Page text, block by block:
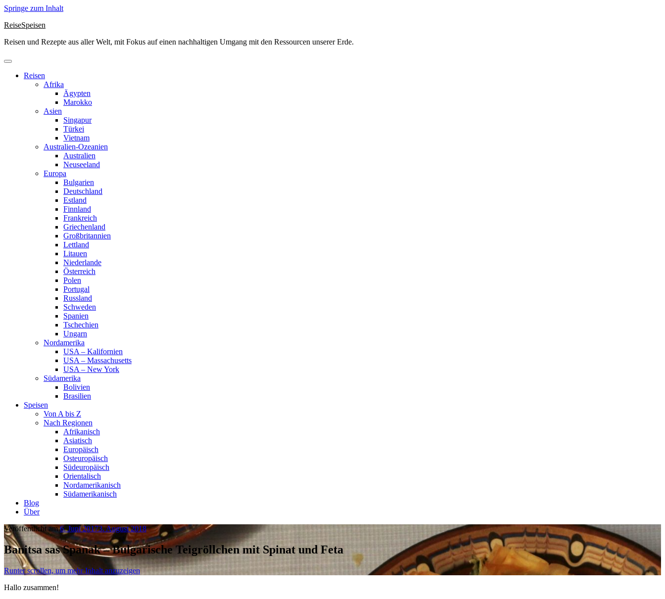
Springe zum Inhalt
ReiseSpeisen
Reisen und Rezepte aus aller Welt, mit Fokus auf einen nachhaltigen Umgang mit den Ressourcen unserer Erde.
Reisen
Afrika
Ägypten
Marokko
Asien
Singapur
Türkei
Vietnam
Australien-Ozeanien
Australien
Neuseeland
Europa
Bulgarien
Deutschland
Estland
Finnland
Frankreich
Griechenland
Großbritannien
Lettland
Litauen
Niederlande
Österreich
Polen
Portugal
Russland
Schweden
Spanien
Tschechien
Ungarn
Nordamerika
USA – Kalifornien
USA – Massachusetts
USA – New York
Südamerika
Bolivien
Brasilien
Speisen
Von A bis Z
Nach Regionen
Afrikanisch
Asiatisch
Europäisch
Osteuropäisch
Südeuropäisch
Orientalisch
Nordamerikanisch
Südamerikanisch
Blog
Über
Veröffentlicht am6. Juni 20173. August 2018
Banitsa sas Spanak – Bulgarische Teigröllchen mit Spinat und Feta
Runter scrollen, um mehr Inhalt anzuzeigen
Hallo zusammen!